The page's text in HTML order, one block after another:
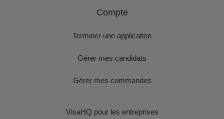
Compte
Terminer une application
Gérer mes candidats
Gérer mes commandes
VisaHQ pour les entreprises